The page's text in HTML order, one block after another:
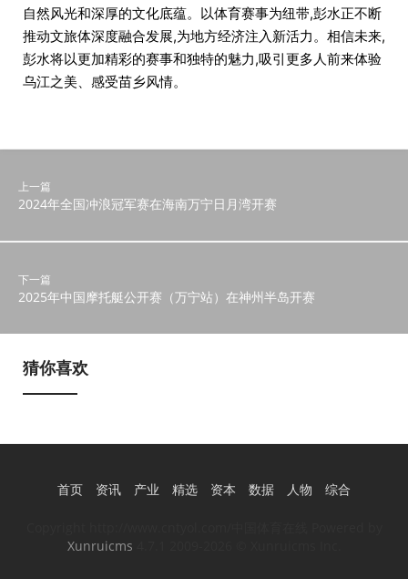
自然风光和深厚的文化底蕴。以体育赛事为纽带,彭水正不断
推动文旅体深度融合发展,为地方经济注入新活力。相信未来,
彭水将以更加精彩的赛事和独特的魅力,吸引更多人前来体验
乌江之美、感受苗乡风情。
上一篇
2024年全国冲浪冠军赛在海南万宁日月湾开赛
下一篇
2025年中国摩托艇公开赛（万宁站）在神州半岛开赛
猜你喜欢
首页 资讯 产业 精选 资本 数据 人物 综合
Xunruicms